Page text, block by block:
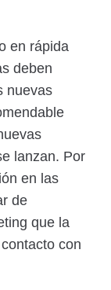
en rápida
deben
nuevas
lanzan. Por
en las
de
que la
con